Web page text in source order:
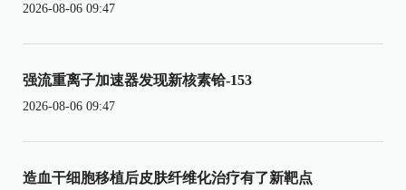
2026-08-06 09:47
强流重离子加速器发现新核素铪-153
2026-08-06 09:47
造血干细胞移植后皮肤纤维化治疗有了新靶点